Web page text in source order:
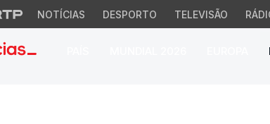
NOTÍCIAS DESPORTO TELEVISÃO
em Pequim. Xi